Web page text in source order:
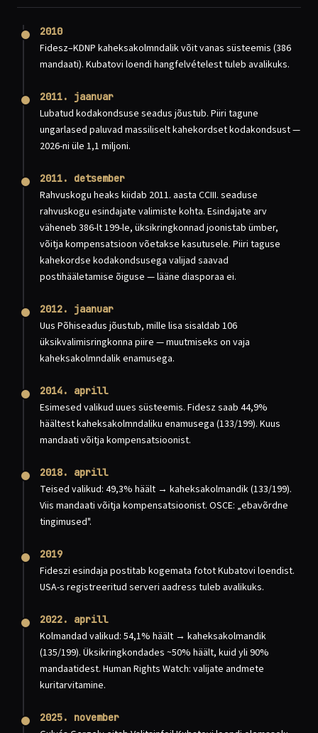
2010
Fidesz–KDNP kaheksakolmndalik võit vanas süsteemis (386
mandaati). Kubatovi loendi hangfelvételest tuleb avalikuks.
2011. jaanuar
Lubatud kodakondsuse seadus jõustub. Piiri tagune
ungarlased paluvad massiliselt kahekordset kodakondsust —
2026-ni üle 1,1 miljoni.
2011. detsember
Rahvuskogu heaks kiidab 2011. aasta CCIII. seaduse
rahvuskogu esindajate valimiste kohta. Esindajate arv
väheneb 386-lt 199-le, üksikringkonnad joonistab ümber,
võitja kompensatsioon võetakse kasutusele. Piiri taguse
kahekordse kodakondsusega valijad saavad
postihääletamise õiguse — lääne diasporaa ei.
2012. jaanuar
Uus Põhiseadus jõustub, mille lisa sisaldab 106
üksikvalimisringkonna piire — muutmiseks on vaja
kaheksakolmndalik enamusega.
2014. aprill
Esimesed valikud uues süsteemis. Fidesz saab 44,9%
häältest kaheksakolmndaliku enamusega (133/199). Kuus
mandaati võitja kompensatsioonist.
2018. aprill
Teised valikud: 49,3% häält → kaheksakolmandik (133/199).
Viis mandaati võitja kompensatsioonist. OSCE: „ebavõrdne
tingimused".
2019
Fideszi esindaja postitab kogemata fotot Kubatovi loendist.
USA-s registreeritud serveri aadress tuleb avalikuks.
2022. aprill
Kolmandad valikud: 54,1% häält → kaheksakolmandik
(135/199). Üksikringkondades ~50% häält, kuid yli 90%
mandaatidest. Human Rights Watch: valijate andmete
kuritarvitamine.
2025. november